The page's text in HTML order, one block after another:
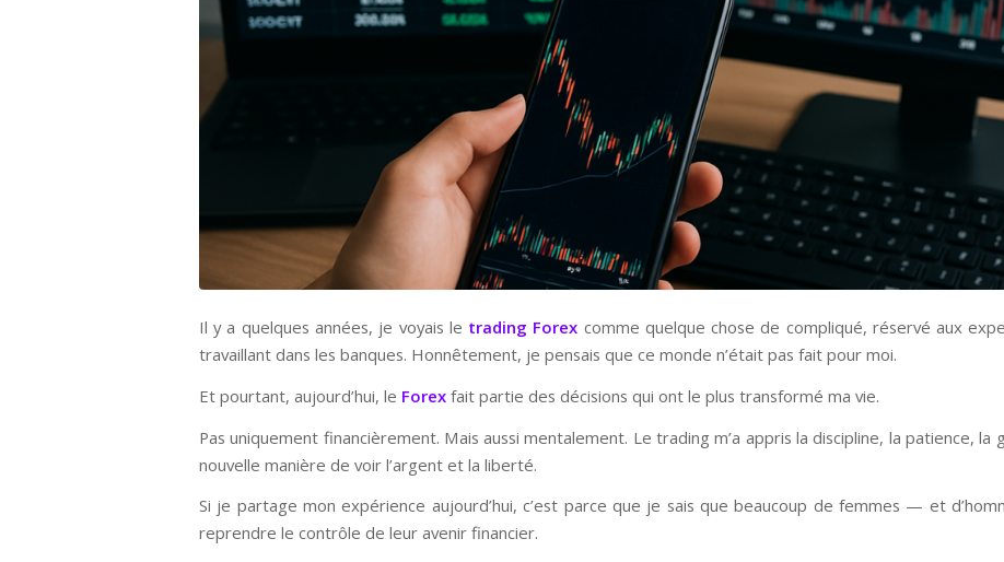
Il y a quelques années, je voyais le trading Forex comme quelque chose de compliqué, réservé aux
travaillant dans les banques. Honnêtement, je pensais que ce monde n’était pas fait pour moi.
Et pourtant, aujourd’hui, le Forexfait partie des décisions qui ont le plus transformé ma vie.
Pas uniquement financièrement. Mais aussi mentalement. Le trading m’a appris la discipline, la patience,
nouvelle manière de voir l’argent et la liberté.
Si je partage mon expérience aujourd’hui, c’est parce que je sais que beaucoup de femmes — et
reprendre le contrôle de leur avenir financier.